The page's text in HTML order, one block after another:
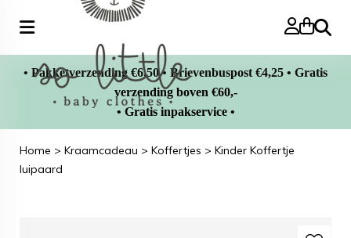
Zoeken
• Pakketverzending €6,50 • Brievenbuspost €4,25 • Gratis
verzending boven €60,-
• Gratis inpakservice •
Home > Kraamcadeau > Koffertjes > Kinder Koffertje
luipaard